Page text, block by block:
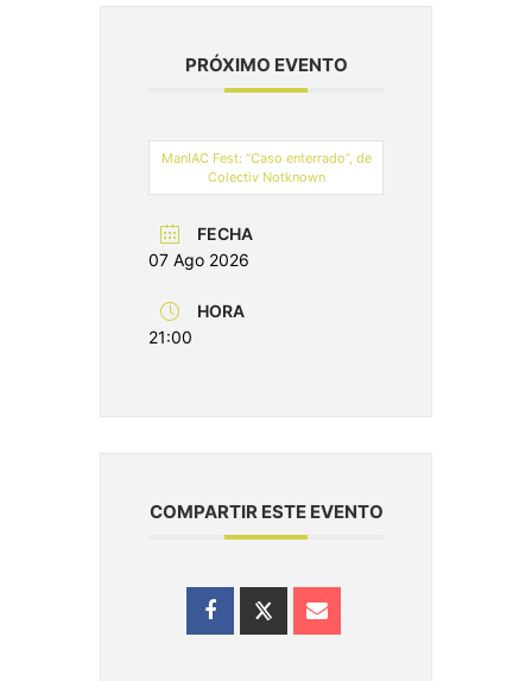
PRÓXIMO EVENTO
ManIAC Fest: “Caso enterrado”, de
Colectiv Notknown
FECHA
07 Ago 2026
HORA
21:00
COMPARTIR ESTE EVENTO